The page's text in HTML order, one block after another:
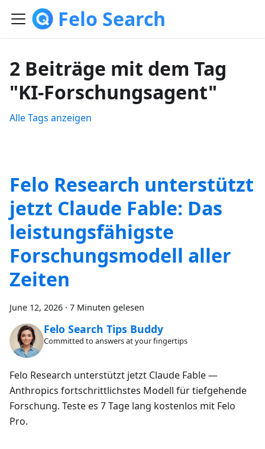
Felo Search
2 Beiträge mit dem Tag
"KI-Forschungsagent"
Alle Tags anzeigen
Felo Research unterstützt
jetzt Claude Fable: Das
leistungsfähigste
Forschungsmodell aller
Zeiten
June 12, 2026 · 7 Minuten gelesen
Felo Search Tips Buddy
Committed to answers at your fingertips
Felo Research unterstützt jetzt Claude Fable —
Anthropics fortschrittlichstes Modell für tiefgehende
Forschung. Teste es 7 Tage lang kostenlos mit Felo
Pro.